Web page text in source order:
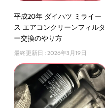
平成20年 ダイハツ ミライー
ス エアコンクリーンフィルタ
ー交換のやり方
最終更新日 :2026年3月19日